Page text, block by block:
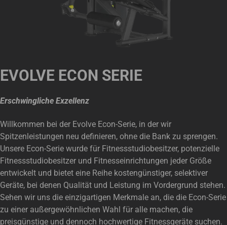
EVOLVE ECON SERIE
Erschwingliche Exzellenz
Willkommen bei der Evolve Econ-Serie, in der wir
Spitzenleistungen neu definieren, ohne die Bank zu sprengen.
Unsere Econ-Serie wurde für Fitnessstudiobesitzer, potenzielle
Fitnessstudiobesitzer und Fitnesseinrichtungen jeder Größe
entwickelt und bietet eine Reihe kostengünstiger, selektiver
Geräte, bei denen Qualität und Leistung im Vordergrund stehen.
Sehen wir uns die einzigartigen Merkmale an, die die Econ-Serie
zu einer außergewöhnlichen Wahl für alle machen, die
preisgünstige und dennoch hochwertige Fitnessgeräte suchen.